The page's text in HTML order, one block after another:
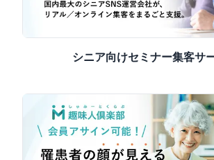
シニア向けセミナー集客サ